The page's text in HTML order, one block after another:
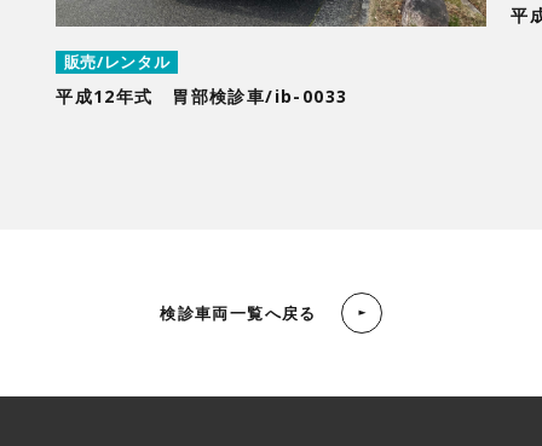
販売/レンタル
平成12年式 胃部検診車/ib-0033
平
検診車両一覧へ戻る